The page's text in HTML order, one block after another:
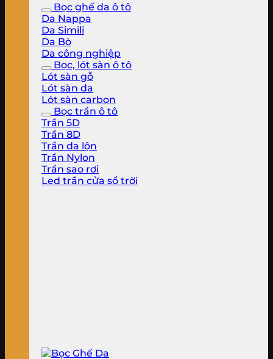
Bọc ghế da ô tô
Da Nappa
Da Simili
Da Bò
Da công nghiệp
Bọc, lót sàn ô tô
Lót sàn gỗ
Lót sàn da
Lót sàn carbon
Bọc trần ô tô
Trần 5D
Trần 8D
Trần da lộn
Trần Nylon
Trần sao rơi
Led trần cửa sổ trời